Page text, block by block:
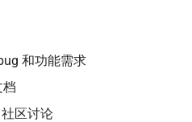
和功能需求
档
区讨论